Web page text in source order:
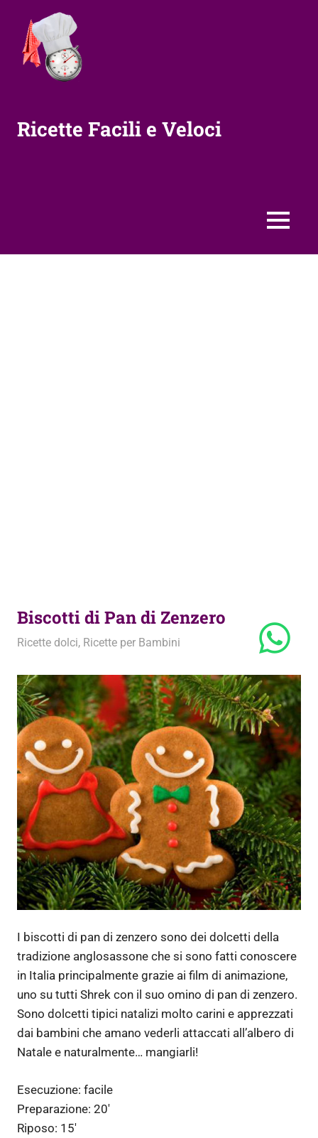
contenuto
Ricette Facili e Veloci
MENU
Biscotti di Pan di Zenzero
11 Dicembre 2017
admin
Ricette dolci, Ricette per Bambini
I biscotti di pan di zenzero sono dei dolcetti della
tradizione anglosassone che si sono fatti conoscere
in Italia principalmente grazie ai film di animazione,
uno su tutti Shrek con il suo omino di pan di zenzero.
Sono dolcetti tipici natalizi molto carini e apprezzati
dai bambini che amano vederli attaccati all’albero di
Natale e naturalmente… mangiarli!
Esecuzione: facile
Preparazione: 20′
Riposo: 15′